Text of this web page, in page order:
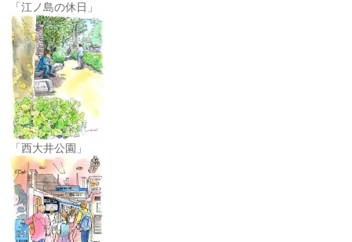
「江ノ島の休日」
「西大井公園」